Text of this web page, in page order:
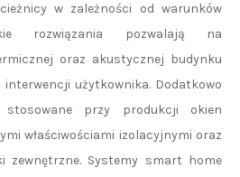
w zależności od warunków
rozwiązania pozwalają na
oraz akustycznej budynku
użytkownika. Dodatkowo
stosowane przy produkcji okien
właściwościami izolacyjnymi oraz
zewnętrzne. Systemy smart home